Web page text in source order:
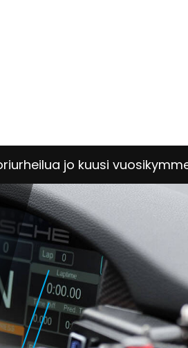
jo kuusi